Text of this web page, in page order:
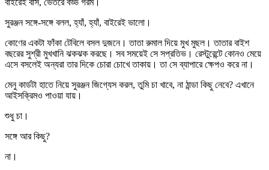
সুরঞ্জন সঙ্গে-সঙ্গে বলল, হ্যাঁ, হ্যাঁ, বাইরেই ভালো।
কোণের একটা ফাঁকা টেবিলে বসল দুজনে। তাতা রুমাল দিয়ে মুখ মুছল। তাতার বাইশ
বছরের সুশ্রী মুখখানি ঝকঝক করছে। সব সময়েই সে সপ্রতিভ। রেস্টুরেন্টে কোনও মেয়ে
এসে বসলেই অন্যরা তার দিকে চোরা চোখে তাকায়। তা সে ব্যাপারে ক্ষেপও করে না।
মেনু কার্ডটা হাতে নিয়ে সুরঞ্জন জিগ্যেস করল, তুমি চা খাবে, না ঠান্ডা কিছু নেবে? এখানে
আইসক্রিমও পাওয়া যায়।
শুধু চা।
সঙ্গে আর কিছু?
না।